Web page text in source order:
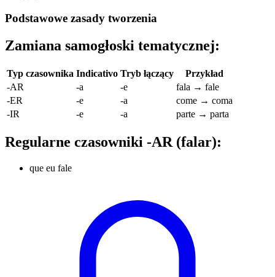
Podstawowe zasady tworzenia
Zamiana samogłoski tematycznej:
Typ czasownika Indicativo Tryb łączący
Przykład
-AR
-a -e
fala → fale
-ER
-e -a
come → coma
-IR
-e -a parte → parta
Regularne czasowniki -AR (falar):
que eu fale